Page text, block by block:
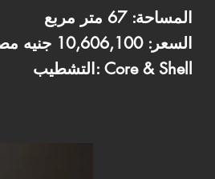
المساحة: 67 متر مربع
السعر: 10,606,100 جنيه مصري
التشطيب: Core & Shell